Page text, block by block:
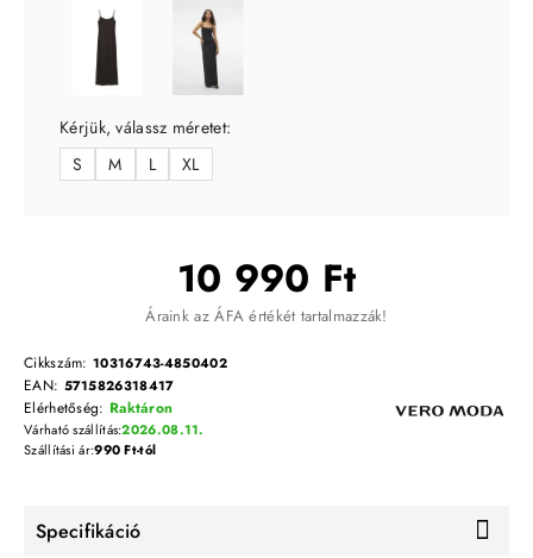
10 990 Ft
Áraink az ÁFA értékét tartalmazzák!
Cikkszám: 10316743-4850402
EAN: 5715826318417
Elérhetőség: Raktáron
Várható szállítás:2026.08.11.
Szállítási ár:990 Ft-tól
Kérjük, válassz méretet:
S
M L XL
Specifikáció